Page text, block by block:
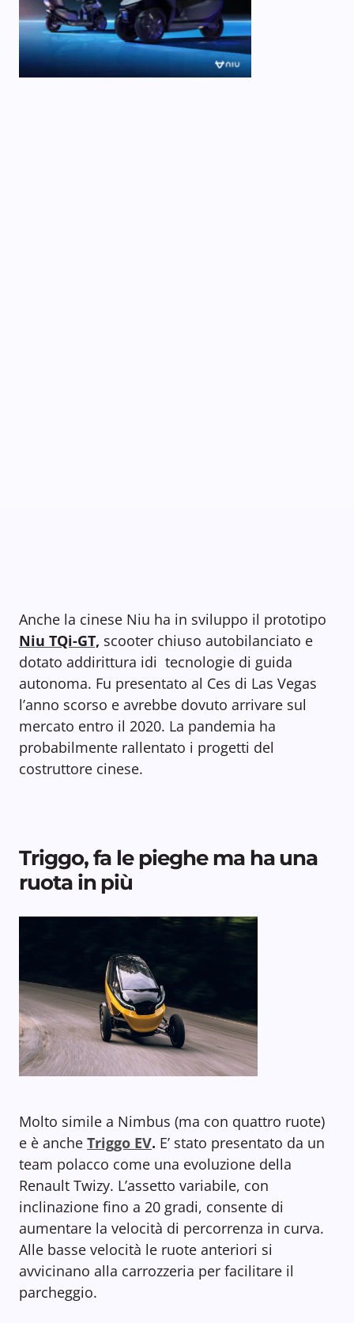
Anche la cinese Niu ha in sviluppo il prototipo
Niu TQi-GT, scooter chiuso autobilanciato e
dotato addirittura idi tecnologie di guida
autonoma. Fu presentato al Ces di Las Vegas
l’anno scorso e avrebbe dovuto arrivare sul
mercato entro il 2020. La pandemia ha
probabilmente rallentato i progetti del
costruttore cinese.
Triggo, fa le pieghe ma ha una
ruota in più
Molto simile a Nimbus (ma con quattro ruote)
e è anche Triggo EV. E’ stato presentato da un
team polacco come una evoluzione della
Renault Twizy. L’assetto variabile, con
inclinazione fino a 20 gradi, consente di
aumentare la velocità di percorrenza in curva.
Alle basse velocità le ruote anteriori si
avvicinano alla carrozzeria per facilitare il
parcheggio.